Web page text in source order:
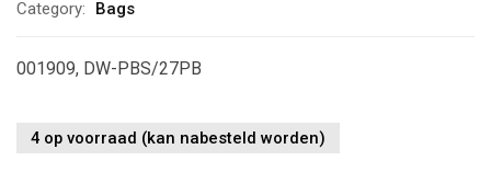
Category:
Bags
001909, DW-PBS/27PB
4 op voorraad (kan nabesteld worden)